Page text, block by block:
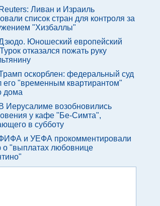
Reuters: Ливан и Израиль
список стран для контроля за
"Хизбаллы"
Юношеский европейский
отказался пожать руку
оскорблен: федеральный суд
его "временным квартирантом"
дома
В Иерусалиме возобновились
у кафе "Бе-Симта",
в субботу
и УЕФА прокомментировали
о "выплатах любовнице